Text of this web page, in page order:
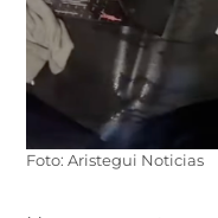
Foto: Aristegui Noticias